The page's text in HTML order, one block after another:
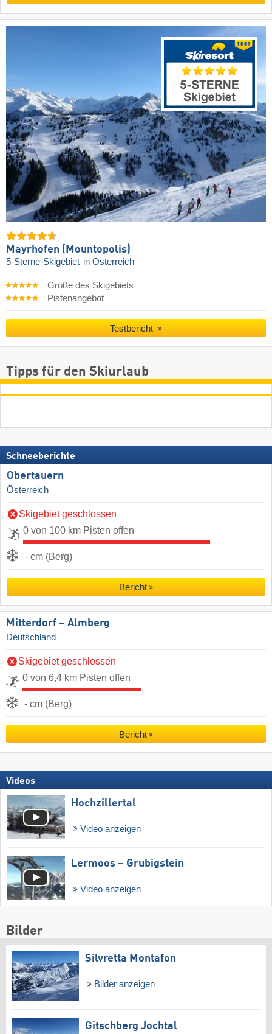
Mayrhofen (Mountopolis)
5-Sterne-Skigebiet in Österreich
Größe des Skigebiets
Pistenangebot
Testbericht
Tipps für den Skiurlaub
Schneeberichte
Obertauern
Österreich
Skigebiet geschlossen
0 von 100 km Pisten offen
- cm (Berg)
Bericht
Mitterdorf – Almberg
Deutschland
Skigebiet geschlossen
0 von 6,4 km Pisten offen
- cm (Berg)
Bericht
Videos
Hochzillertal
Video anzeigen
Lermoos – Grubigstein
Video anzeigen
Bilder
Silvretta Montafon
Bilder anzeigen
Gitschberg Jochtal